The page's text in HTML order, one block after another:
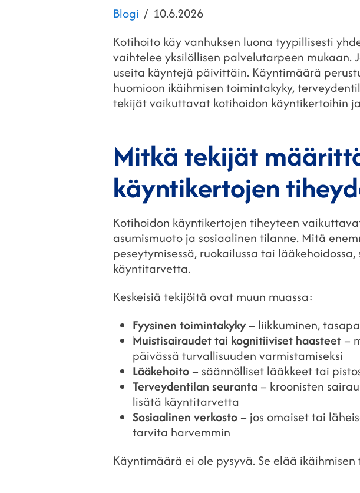
Kategoriat
Blogi Julkaistu
10.6.2026
Kotihoito käy vanhuksen luona tyypillisesti
vaihtelee yksilöllisen palvelutarpeen
useita käyntejä päivittäin. Käyntimäärä
huomioon ikäihmisen toimintakyky,
tekijät vaikuttavat kotihoidon käyntikertoihin
Mitkä tekijät
käyntikertojen
Kotihoidon käyntikertojen tiheyteen
asumismuoto ja sosiaalinen tilanne. Mitä
peseytymisessä, ruokailussa tai
käyntitarvetta.
Keskeisiä tekijöitä ovat muun muassa:
Fyysinen toimintakyky – liikkuminen,
Muistisairaudet tai kognitiiviset haasteet –
päivässä turvallisuuden varmistamiseksi
Lääkehoito – säännölliset lääkkeet tai
Terveydentilan seuranta – kroonisten
lisätä käyntitarvetta
Sosiaalinen verkosto – jos omaiset tai
tarvita harvemmin
Käyntimäärä ei ole pysyvä. Se elää